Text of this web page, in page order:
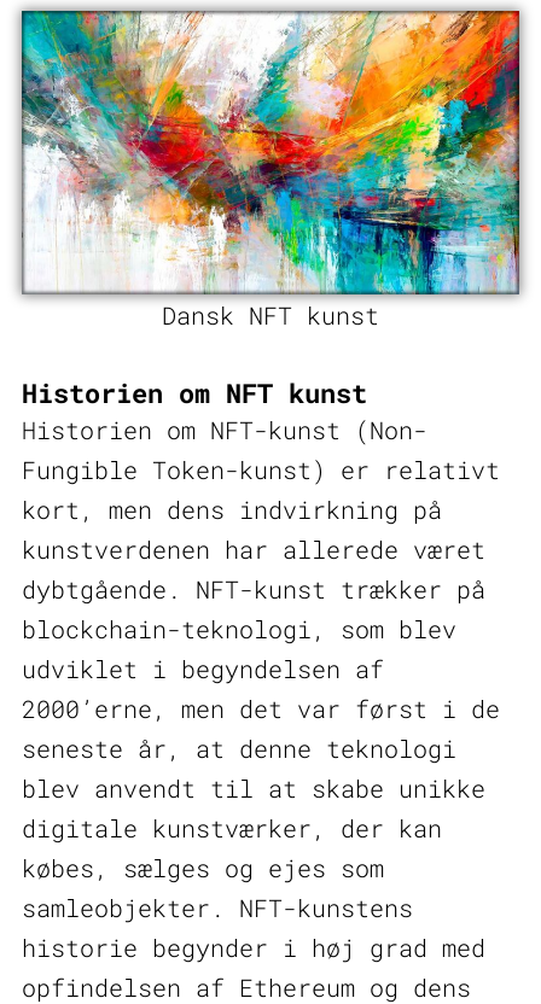
Dansk NFT kunst
Historien om NFT kunst
Historien om NFT-kunst (Non-
Fungible Token-kunst) er relativt
kort, men dens indvirkning på
kunstverdenen har allerede været
dybtgående. NFT-kunst trækker på
blockchain-teknologi, som blev
udviklet i begyndelsen af
2000’erne, men det var først i de
seneste år, at denne teknologi
blev anvendt til at skabe unikke
digitale kunstværker, der kan
købes, sælges og ejes som
samleobjekter. NFT-kunstens
historie begynder i høj grad med
opfindelsen af Ethereum og dens